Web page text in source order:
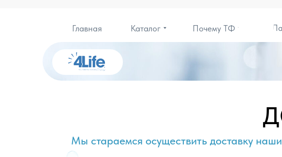
Почему ТФ
Каталог
Главная
Мы стараемся осуществить доставку